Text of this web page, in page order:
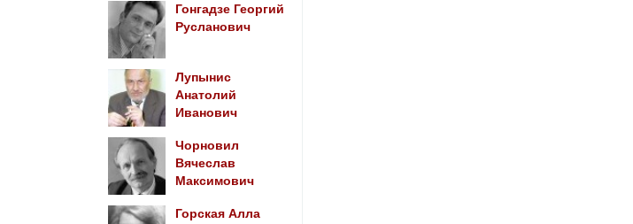
Гонгадзе Георгий
Русланович
Лупынис
Анатолий
Иванович
Чорновил
Вячеслав
Максимович
Горская Алла